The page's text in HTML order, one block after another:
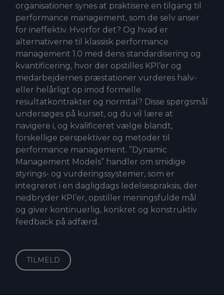
organisationer synes at praktisere en tilgang til
performance management, som de selv anser
for ineffektiv. Hvorfor det? Og hvad er
alternativerne til klassisk performance
management 1.0 med dens standardisering og
kvantificering, hvor der opstilles KPI’er og
medarbejdernes præstationer vurderes halv-
eller helårligt op imod formelle
resultatkontrakter og normtal? Disse spørgsmål
undersøges på kurset, og du vil lære at
navigere i, og kvalificeret vælge blandt,
forskellige perspektiver og metoder til
performance management. ”Dynamic
Management Models” handler om smidige
styrings- og vurderingssystemer, som er
integreret i en dagligdags ledelsespraksis, der
nedbryder KPI’er, opstiller meningsfulde mål
og giver kontinuerlig, konkret og konstruktiv
feedback på adfærd.
TILMELD